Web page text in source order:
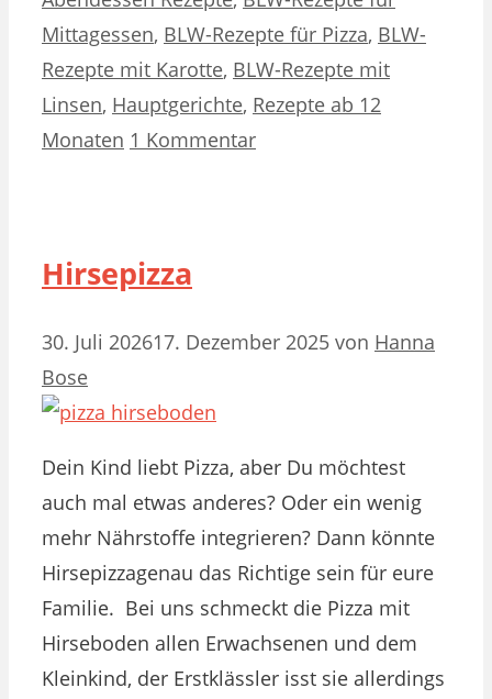
Mittagessen, BLW-Rezepte für Pizza, BLW-
Rezepte mit Karotte, BLW-Rezepte mit
Linsen, Hauptgerichte, Rezepte ab 12
Monaten 1 Kommentar
Hirsepizza
30. Juli 202617. Dezember 2025 von Hanna
Bose
Dein Kind liebt Pizza, aber Du möchtest
auch mal etwas anderes? Oder ein wenig
mehr Nährstoffe integrieren? Dann könnte
Hirsepizzagenau das Richtige sein für eure
Familie. Bei uns schmeckt die Pizza mit
Hirseboden allen Erwachsenen und dem
Kleinkind, der Erstklässler isst sie allerdings